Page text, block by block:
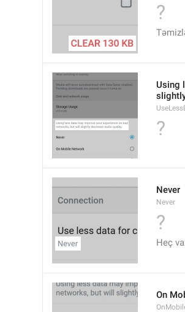
?
Using
?
Never
Never
?
Heç
On